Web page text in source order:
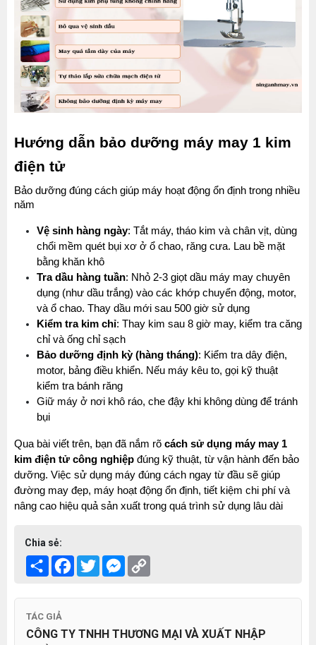
Hướng dẫn bảo dưỡng máy may 1 kim
điện tử
Bảo dưỡng đúng cách giúp máy hoạt động ổn định trong nhiều
năm
Vệ sinh hàng ngày: Tắt máy, tháo kim và chân vịt, dùng
chổi mềm quét bụi xơ ở ổ chao, răng cưa. Lau bề mặt
bằng khăn khô
Tra dầu hàng tuần: Nhỏ 2-3 giọt dầu máy may chuyên
dụng (như dầu trắng) vào các khớp chuyển động, motor,
và ổ chao. Thay dầu mới sau 500 giờ sử dụng
Kiểm tra kim chỉ: Thay kim sau 8 giờ may, kiểm tra căng
chỉ và ống chỉ sạch
Bảo dưỡng định kỳ (hàng tháng): Kiểm tra dây điện,
motor, bảng điều khiển. Nếu máy kêu to, gọi kỹ thuật
kiểm tra bánh răng
Giữ máy ở nơi khô ráo, che đậy khi không dùng để tránh
bụi
Qua bài viết trên, bạn đã nắm rõ cách sử dụng máy may 1
kim điện tử công nghiệp đúng kỹ thuật, từ vận hành đến bảo
dưỡng. Việc sử dụng máy đúng cách ngay từ đầu sẽ giúp
đường may đẹp, máy hoạt động ổn định, tiết kiệm chi phí và
nâng cao hiệu quả sản xuất trong quá trình sử dụng lâu dài
Chia sẻ:
Share Facebook
TwitterMessenger
TÁC GIẢ
CÔNG TY TNHH THƯƠNG MẠI VÀ XUẤT NHẬP